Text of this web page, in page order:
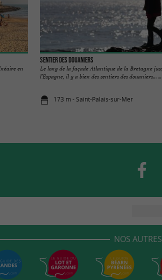
en
Sentier des Douaniers
Le long de la façade Atlantique de la Bretagne
l’Espagne, il y a bien des sentiers des douaniers… ...
173 m - Saint-Palais-sur-Mer
NOS